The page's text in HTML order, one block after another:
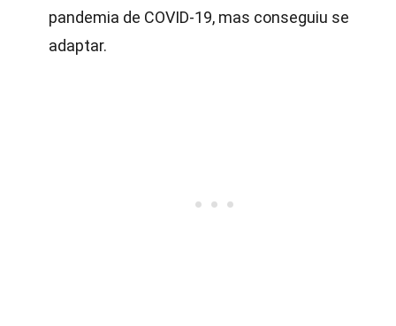
pandemia de COVID-19, mas conseguiu se
adaptar.